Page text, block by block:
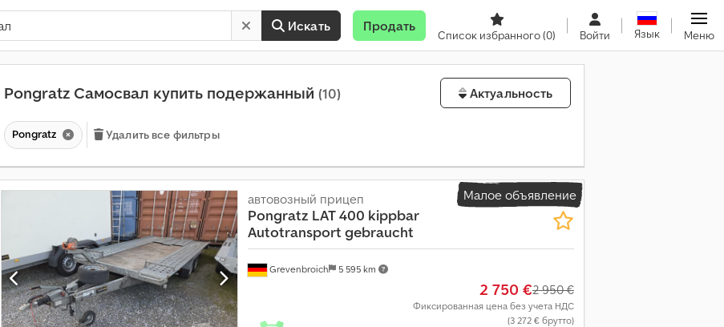
Искать Продать
Список избранного(0) Войти Язык Меню
Pongratz Самосвал купить подержанный (10) Актуальность
Pongratz Удалить все фильтры
Малое объявление
Grevenbroich 5 595 km
автовозный прицеп
Pongratz LAT 400 kippbar
Autotransport gebraucht
2 750 €2 950 €
Фиксированная цена без учета НДС
(3 272 € брутто)